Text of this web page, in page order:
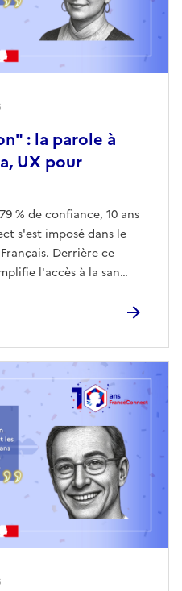
: la parole à
UX pour
% de confiance, 10 ans
s'est imposé dans le
Derrière ce
l'accès à la san…